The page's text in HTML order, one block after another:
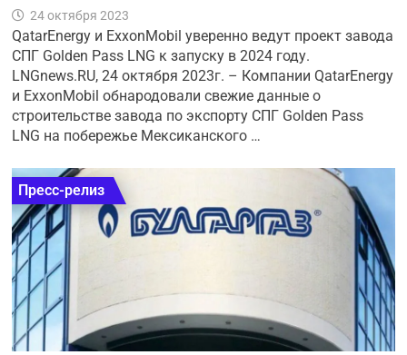
24 октября 2023
QatarEnergy и ExxonMobil уверенно ведут проект завода
СПГ Golden Pass LNG к запуску в 2024 году.
LNGnews.RU, 24 октября 2023г. – Компании QatarEnergy
и ExxonMobil обнародовали свежие данные о
строительстве завода по экспорту СПГ Golden Pass
LNG на побережье Мексиканского …
Пресс-релиз